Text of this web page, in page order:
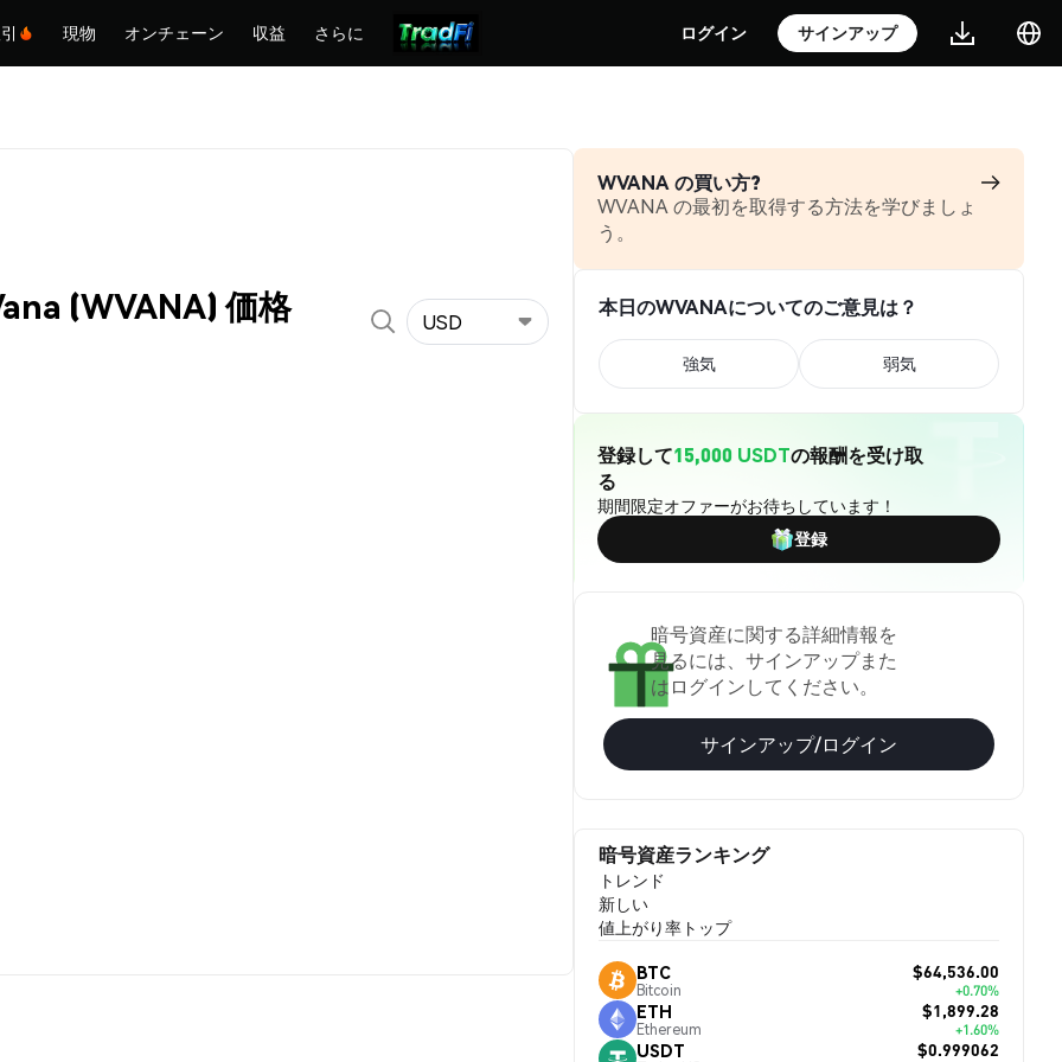
現物 オンチェーン 収益 さらに ログイン サインアップ
(WVANA) 価格 USD
WVANA の買い方?
WVANA の最初を取得する方法を学びましょ
う。
本日のWVANAについてのご意見は？
強気 弱気
登録して15,000 USDTの報酬を受け取
る
期間限定オファーがお待ちしています！
登録
暗号資産に関する詳細情報を
見るには、サインアップまた
はログインしてください。
サインアップ/ログイン
暗号資産ランキング
トレンド
新しい
値上がり率トップ
BTC
Bitcoin
$64,536.00
+0.70%
ETH
Ethereum
$1,899.28
+1.60%
USDT $0.999062